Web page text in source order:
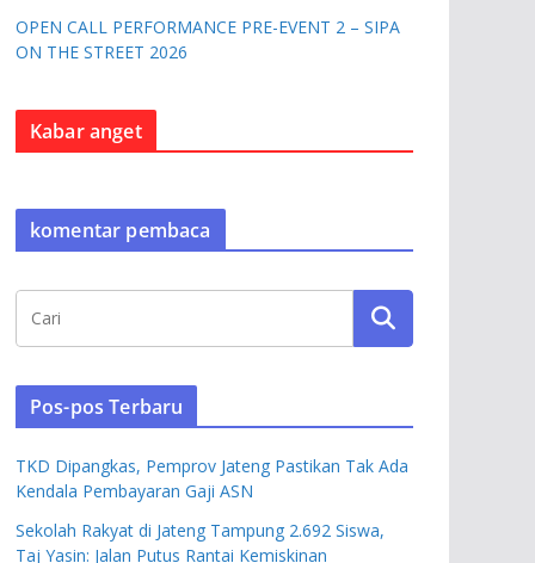
OPEN CALL PERFORMANCE PRE-EVENT 2 – SIPA
ON THE STREET 2026
Kabar anget
komentar pembaca
Pos-pos Terbaru
TKD Dipangkas, Pemprov Jateng Pastikan Tak Ada
Kendala Pembayaran Gaji ASN
Sekolah Rakyat di Jateng Tampung 2.692 Siswa,
Taj Yasin: Jalan Putus Rantai Kemiskinan